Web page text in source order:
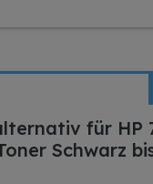
für HP
Schwarz